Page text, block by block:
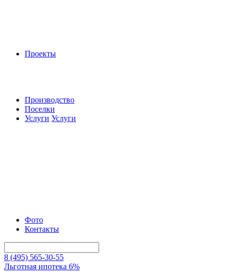
Проекты
Производство
Поселки
Услуги Услуги
Фото
Контакты
8 (495) 565-30-55
Льготная ипотека 6%